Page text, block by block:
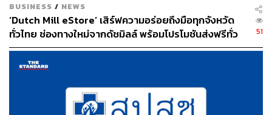
BUSINESS / NEWS
‘Dutch Mill eStore’ เสิร์ฟความอร่อยถึงมือทุกจังหวัด
ทั่วไทย ช่องทางใหม่จากดัชมิลล์ พร้อมโปรโมชันส่งฟรีทั่ว
ประเทศ ส่งไว สั่งก่อนเที่ยง ได้ของวันถัดไป ส่งสินค้าแบบ
เย็นตรงจากโรงงาน [ADVERTORIAL]
51